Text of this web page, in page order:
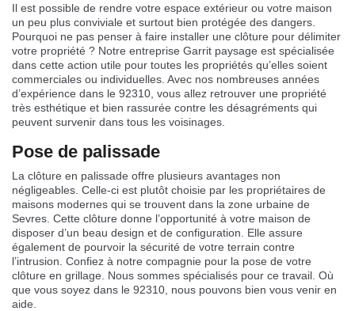
Il est possible de rendre votre espace extérieur ou votre maison
un peu plus conviviale et surtout bien protégée des dangers.
Pourquoi ne pas penser à faire installer une clôture pour délimiter
votre propriété ? Notre entreprise Garrit paysage est spécialisée
dans cette action utile pour toutes les propriétés qu’elles soient
commerciales ou individuelles. Avec nos nombreuses années
d’expérience dans le 92310, vous allez retrouver une propriété
très esthétique et bien rassurée contre les désagréments qui
peuvent survenir dans tous les voisinages.
Pose de palissade
La clôture en palissade offre plusieurs avantages non
négligeables. Celle-ci est plutôt choisie par les propriétaires de
maisons modernes qui se trouvent dans la zone urbaine de
Sevres. Cette clôture donne l’opportunité à votre maison de
disposer d’un beau design et de configuration. Elle assure
également de pourvoir la sécurité de votre terrain contre
l’intrusion. Confiez à notre compagnie pour la pose de votre
clôture en grillage. Nous sommes spécialisés pour ce travail. Où
que vous soyez dans le 92310, nous pouvons bien vous venir en
aide.